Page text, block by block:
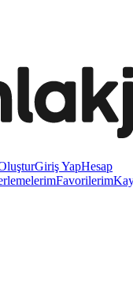
Giriş YapHesap
Favorilerim